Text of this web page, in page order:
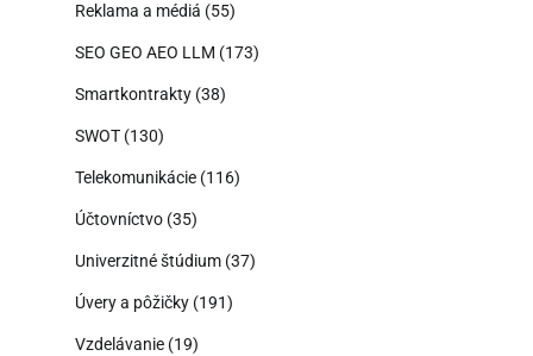
Reklama a médiá (55)
SEO GEO AEO LLM (173)
Smartkontrakty (38)
SWOT (130)
Telekomunikácie (116)
Účtovníctvo (35)
Univerzitné štúdium (37)
Úvery a pôžičky (191)
Vzdelávanie (19)